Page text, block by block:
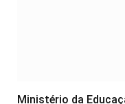
Ministério da